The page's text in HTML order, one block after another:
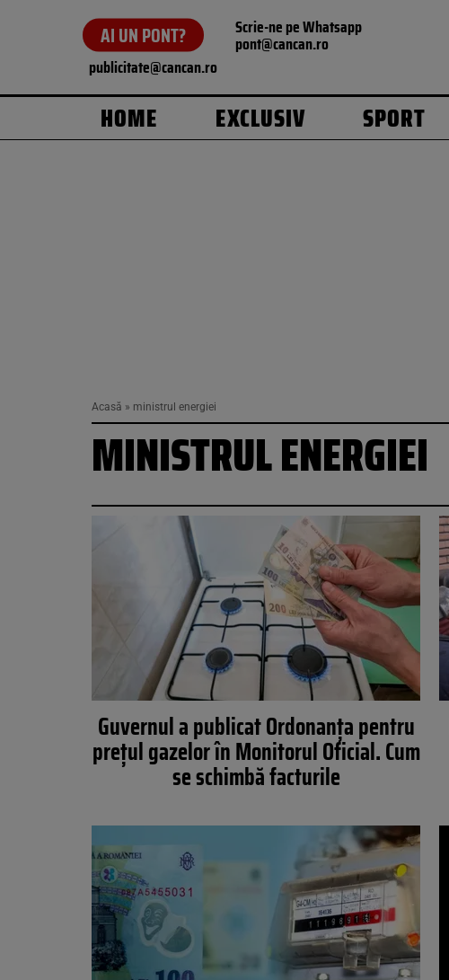
AI UN PONT? Scrie-ne pe Whatsapp
pont@cancan.ro
publicitate@cancan.ro
HOME EXCLUSIV SPORT
Acasă » ministrul energiei
MINISTRUL ENERGIEI
Guvernul a publicat Ordonanţa pentru
preţul gazelor în Monitorul Oficial. Cum
se schimbă facturile